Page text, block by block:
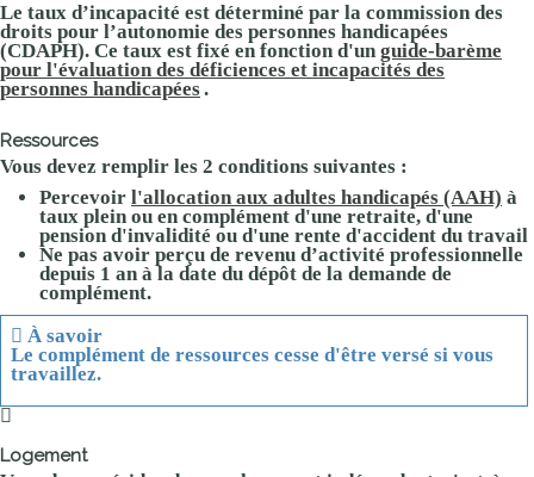
Le taux d’incapacité est déterminé par la commission des
droits pour l’autonomie des personnes handicapées
(CDAPH). Ce taux est fixé en fonction d'un guide-barème
pour l'évaluation des déficiences et incapacités des
personnes handicapées.
Ressources
Vous devez remplir les 2 conditions suivantes :
Percevoir l'allocation aux adultes handicapés (AAH) à
taux plein ou en complément d'une retraite, d'une
pension d'invalidité ou d'une rente d'accident du travail
Ne pas avoir perçu de revenu d’activité professionnelle
depuis 1 an à la date du dépôt de la demande de
complément.
À savoir
Le complément de ressources cesse d'être versé si vous
travaillez.
Logement